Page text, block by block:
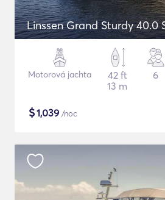
Linssen Grand Sturdy 40.0
Motorová jachta
42 ft
13 m
6
$1,039 /noc